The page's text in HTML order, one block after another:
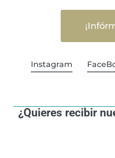
Instagram
¿Quieres recibir